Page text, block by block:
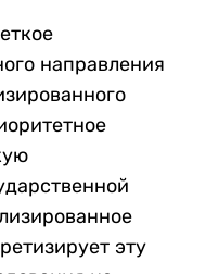
направления
эту